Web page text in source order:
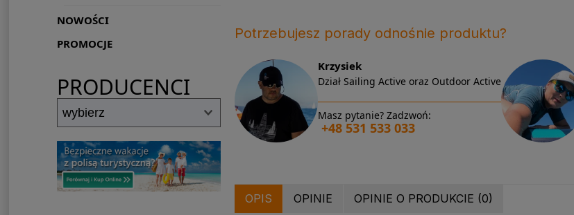
NOWOŚCI
PROMOCJE
PRODUCENCI
Potrzebujesz porady odnośnie produktu?
Krzysiek
Dział Sailing Active oraz Outdoor Active
Masz pytanie? Zadzwoń:
+48 531 533 033
OPIS OPINIE OPINIE O PRODUKCIE (0)